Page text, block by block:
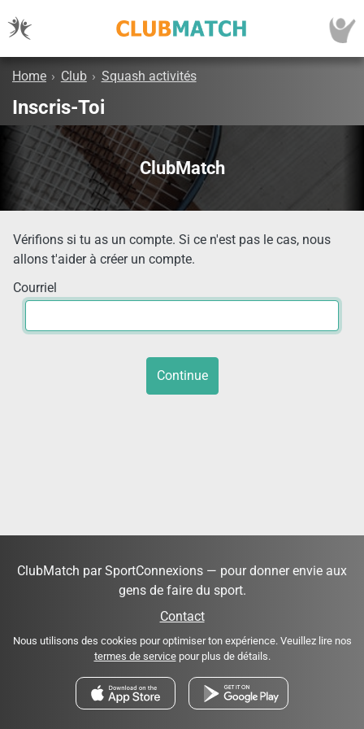
Home › Club › Squash activités
Inscris-Toi
ClubMatch
Vérifions si tu as un compte. Si ce n'est pas le cas, nous
allons t'aider à créer un compte.
Courriel
Continue
ClubMatch par SportConnexions — pour donner envie aux
gens de faire du sport.
Contact
Nous utilisons des cookies pour optimiser ton expérience. Veuillez lire nos
termes de servicepour plus de détails.